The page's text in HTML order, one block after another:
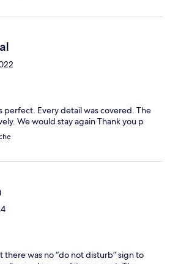
perfect. Every detail was covered. The
We would stay again Thank you p
there was no “do not disturb” sign to